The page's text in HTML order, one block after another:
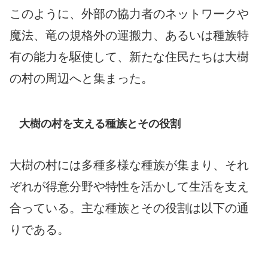
このように、外部の協力者のネットワークや
魔法、竜の規格外の運搬力、あるいは種族特
有の能力を駆使して、新たな住民たちは大樹
の村の周辺へと集まった。
大樹の村を支える種族とその役割
大樹の村には多種多様な種族が集まり、それ
ぞれが得意分野や特性を活かして生活を支え
合っている。主な種族とその役割は以下の通
りである。